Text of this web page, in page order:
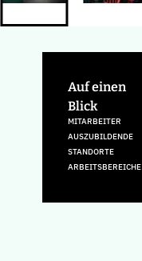
Auf einen
Blick
MITARBEITER
AUSZUBILDENDE
STANDORTE
ARBEITSBEREICHE